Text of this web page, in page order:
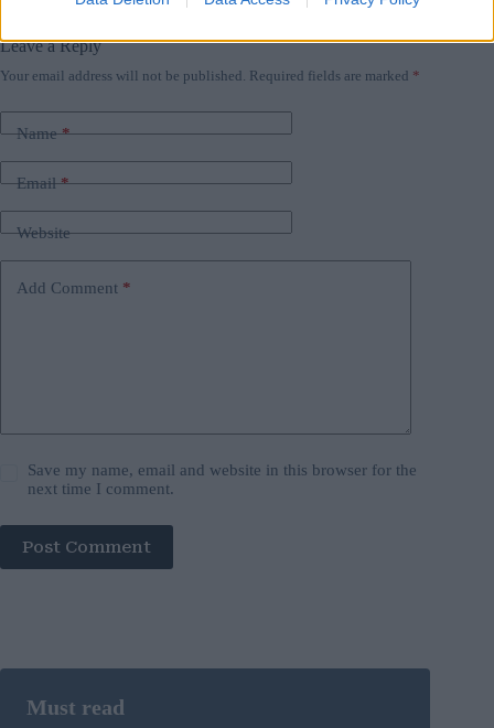
Leave a Reply
Your email address will not be published. Required fields are marked *
Name*
Email*
Website
Add Comment *
Save my name, email and website in this browser for the
next time I comment.
Post Comment